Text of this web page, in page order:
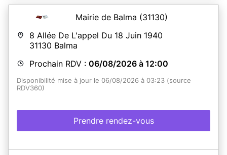
Mairie de Balma (31130)
8 Allée De L'appel Du 18 Juin 1940
31130 Balma
Prochain RDV : 06/08/2026 à 12:00
Disponibilité mise à jour le 06/08/2026 à 03:23 (source
RDV360)
Prendre rendez-vous